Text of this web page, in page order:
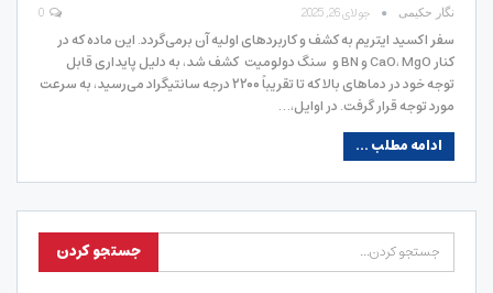
نگار حکیمی جولای 26, 2025
سفر اکسید ایتریم به کشف و کاربردهای اولیه آن برمی‌گردد. این ماده که در
کنار CaO، MgO و BN و سنگ دولومیت کشف شد، به دلیل پایداری قابل
توجه خود در دماهای بالا که تا تقریباً ۲۲۰۰ درجه سانتیگراد می‌رسید، به سرعت
مورد توجه قرار گرفت. در اوایل،…
ادامه مطلب ...